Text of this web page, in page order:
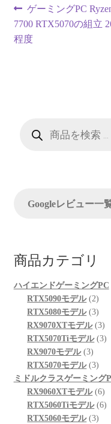
投
稿
ー
ン
前
の
投
ゲーミングPC
7700 RTX5070の組立
程度
Googleレビュー一
商品カテゴリ
ハイエンドゲーミングPC
RTX5090モデル 22
個
の
商
RTX5080モデル 33
個
の
品
RX9070XTモデル 33
個
品
RTX5070Tiモデル 33
品
RX9070モデル 33
個
の
商
品
RTX5070モデル 33
個
の
商
品
ミドルクラスゲーミング
RX9060XTモデル 66
個
RTX5060Tiモデル 66
RTX5060モデル 33